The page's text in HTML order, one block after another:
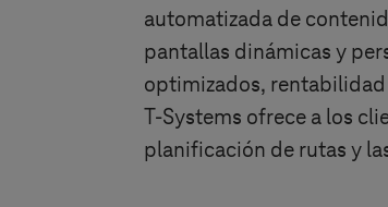
automatizada de
pantallas dinámicas y
optimizados, rentabilidad
T-Systems ofrece a los
planificación de rutas y